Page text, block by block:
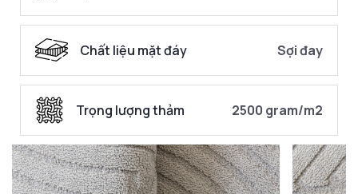
Chất liệu mặt đáy Sợi đay
Trọng lượng thảm 2500 gram/m2